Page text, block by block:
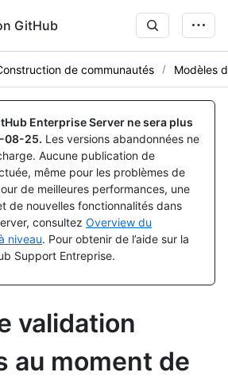
GitHub
de communautés Modèles
Enterprise Server ne sera plus
08-25. Les versions abandonnées ne
Aucune publication de
même pour les problèmes de
de meilleures performances, une
de nouvelles fonctionnalités dans
consultez Overview du
niveau. Pour obtenir de l’aide sur la
Support Entreprise.
validation
au moment de